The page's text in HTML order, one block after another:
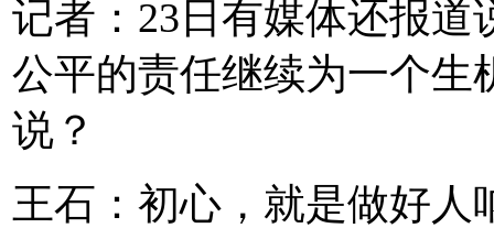
记者：23日有媒体还报
公平的责任继续为一个生
说？
王石：初心，就是做好人